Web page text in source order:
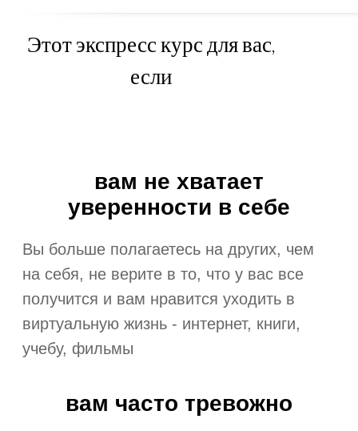
Этот экспресс курс для вас,
если
​вам не хватает
уверенности в себе
Вы больше полагаетесь на других, чем
на себя, не верите в то, что у вас все
получится и вам нравится уходить в
виртуальную жизнь - интернет, книги,
учебу, фильмы
​вам часто тревожно